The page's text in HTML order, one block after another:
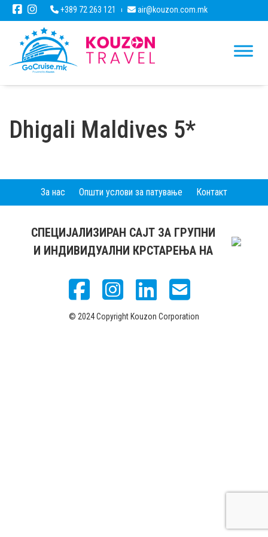
+389 72 263 121 air@kouzon.com.mk
Dhigali Maldives 5*
За нас Општи услови за патување Контакт
СПЕЦИЈАЛИЗИРАН САЈТ ЗА ГРУПНИ
И ИНДИВИДУАЛНИ КРСТАРЕЊА НА
© 2024 Copyright Kouzon Corporation